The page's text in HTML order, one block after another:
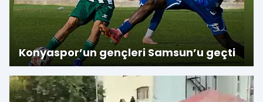
Konyaspor’un gençleri Samsun’u geçti